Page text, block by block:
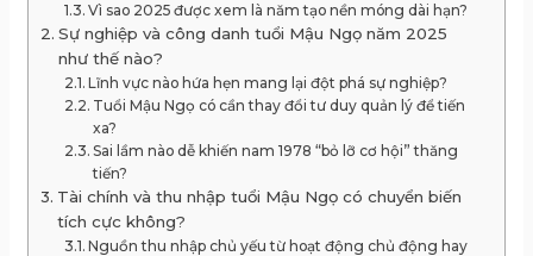
Vì sao 2025 được xem là năm tạo nền móng dài hạn?
Sự nghiệp và công danh tuổi Mậu Ngọ năm 2025
như thế nào?
Lĩnh vực nào hứa hẹn mang lại đột phá sự nghiệp?
Tuổi Mậu Ngọ có cần thay đổi tư duy quản lý để tiến
xa?
Sai lầm nào dễ khiến nam 1978 “bỏ lỡ cơ hội” thăng
tiến?
Tài chính và thu nhập tuổi Mậu Ngọ có chuyển biến
tích cực không?
Nguồn thu nhập chủ yếu từ hoạt động chủ động hay